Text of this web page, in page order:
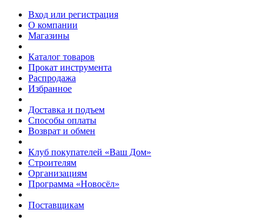
Вход или регистрация
О компании
Магазины
Каталог товаров
Прокат инструмента
Распродажа
Избранное
Доставка и подъем
Способы оплаты
Возврат и обмен
Клуб покупателей «Ваш Дом»
Строителям
Организациям
Программа «Новосёл»
Поставщикам